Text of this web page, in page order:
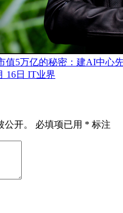
值5万亿的秘密：建AI中心
16日 IT业界
开。 必填项已用 * 标注